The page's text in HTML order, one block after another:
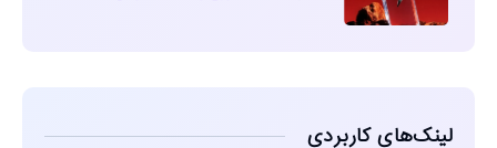
لینک‌های کاربردی